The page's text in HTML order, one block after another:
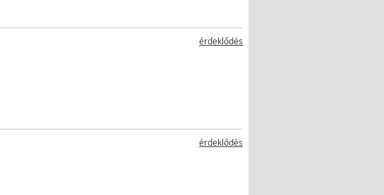
érdeklődés
érdeklődés